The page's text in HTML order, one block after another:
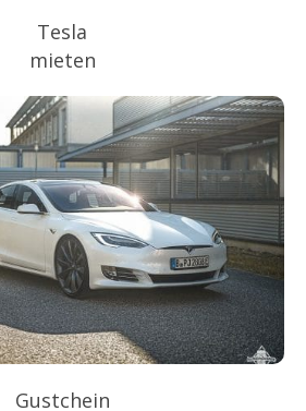
Tesla
mieten
Gustchein